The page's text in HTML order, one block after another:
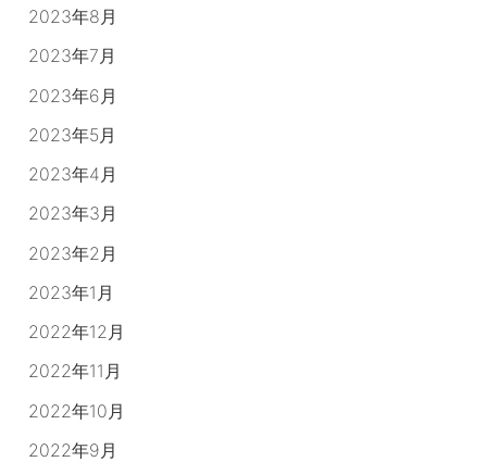
2023年8月
2023年7月
2023年6月
2023年5月
2023年4月
2023年3月
2023年2月
2023年1月
2022年12月
2022年11月
2022年10月
2022年9月